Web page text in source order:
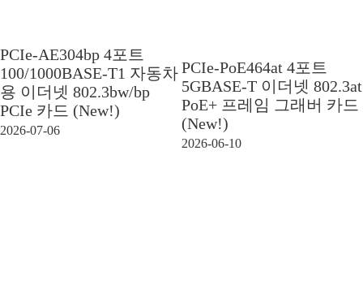
PCIe-AE304bp 4포트
100/1000BASE-T1 자동차
용 이더넷 802.3bw/bp
PCIe 카드 (New!)
2026-07-06
PCIe-PoE464at 4포트
5GBASE-T 이더넷 802.3at
PoE+ 프레임 그래버 카드
(New!)
2026-06-10